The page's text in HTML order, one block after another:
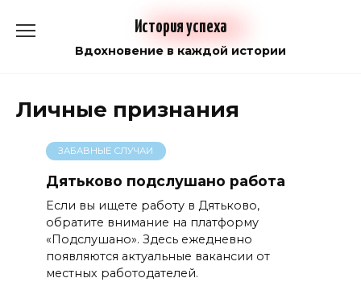
содержанию
История успеха
Вдохновение в каждой истории
Личные признания
ЗАБАВНЫЕ СЛУЧАИ
Дятьково подслушано работа
Если вы ищете работу в Дятьково,
обратите внимание на платформу
«Подслушано». Здесь ежедневно
появляются актуальные вакансии от
местных работодателей.